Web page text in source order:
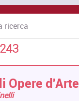
ricerca
243
Opere d'Arte